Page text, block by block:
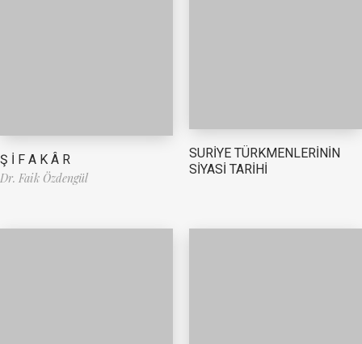
Ş İ F A K Â R
Dr. Faik Özdengül
SURİYE TÜRKMENLERİNİN
SİYASİ TARİHİ